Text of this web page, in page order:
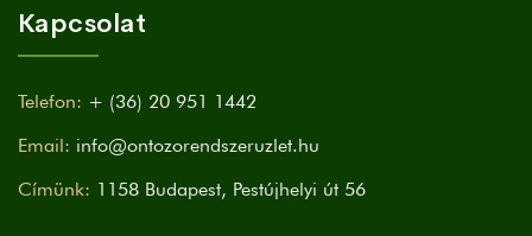
Kapcsolat
Telefon: + (36) 20 951 1442
Email: info@ontozorendszeruzlet.hu
Címünk: 1158 Budapest, Pestújhelyi út 56